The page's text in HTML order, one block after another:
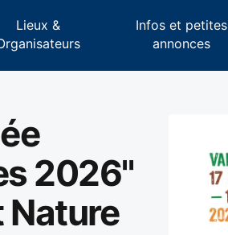
Lieux &
Infos et petites
annonces
2026"
Nature